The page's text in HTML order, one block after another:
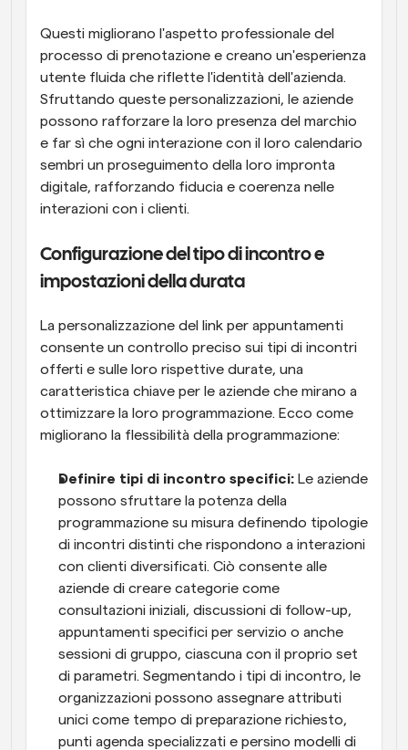
Questi migliorano l'aspetto professionale del
processo di prenotazione e creano un'esperienza
utente fluida che riflette l'identità dell'azienda.
Sfruttando queste personalizzazioni, le aziende
possono rafforzare la loro presenza del marchio
e far sì che ogni interazione con il loro calendario
sembri un proseguimento della loro impronta
digitale, rafforzando fiducia e coerenza nelle
interazioni con i clienti.
Configurazione del tipo di incontro e
impostazioni della durata
La personalizzazione del link per appuntamenti
consente un controllo preciso sui tipi di incontri
offerti e sulle loro rispettive durate, una
caratteristica chiave per le aziende che mirano a
ottimizzare la loro programmazione. Ecco come
migliorano la flessibilità della programmazione:
Definire tipi di incontro specifici: Le aziende
possono sfruttare la potenza della
programmazione su misura definendo tipologie
di incontri distinti che rispondono a interazioni
con clienti diversificati. Ciò consente alle
aziende di creare categorie come
consultazioni iniziali, discussioni di follow-up,
appuntamenti specifici per servizio o anche
sessioni di gruppo, ciascuna con il proprio set
di parametri. Segmentando i tipi di incontro, le
organizzazioni possono assegnare attributi
unici come tempo di preparazione richiesto,
punti agenda specializzati e persino modelli di